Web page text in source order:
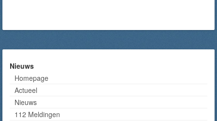
Nieuws
Homepage
Actueel
Nieuws
112 Meldingen